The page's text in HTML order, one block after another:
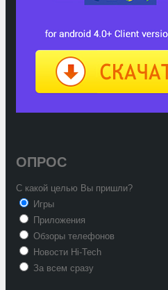
ОПРОС
С какой целью Вы пришли?
Игры
Приложения
Обзоры телефонов
Новости Hi-Tech
За всем сразу